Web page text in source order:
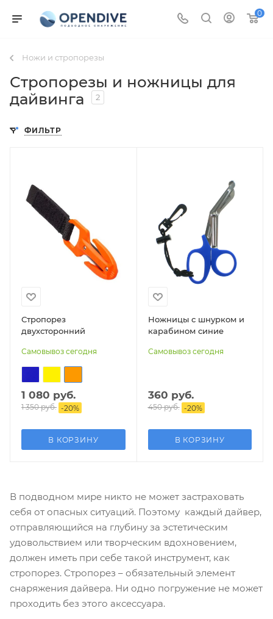
0
Ножи и стропорезы
Стропорезы и ножницы для
дайвинга
2
ФИЛЬТР
Стропорез
двухсторонний
Самовывоз сегодня
1 080 руб.
1 350 руб. -20%
В КОРЗИНУ
Ножницы с шнурком и
карабином синие
Самовывоз сегодня
360 руб.
450руб. -20%
В КОРЗИНУ
В подводном мире никто не может застраховать
себя от опасных ситуаций. Поэтому каждый дайвер,
отправляющийся на глубину за эстетическим
удовольствием или творческим вдохновением,
должен иметь при себе такой инструмент, как
стропорез. Стропорез – обязательный элемент
снаряжения дайвера. Ни одно погружение не может
проходить без этого аксессуара.